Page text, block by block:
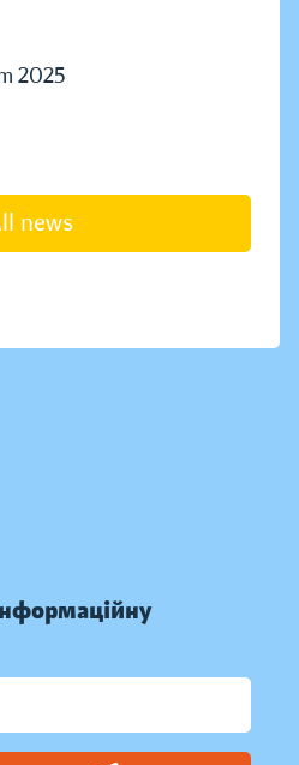
2025
news